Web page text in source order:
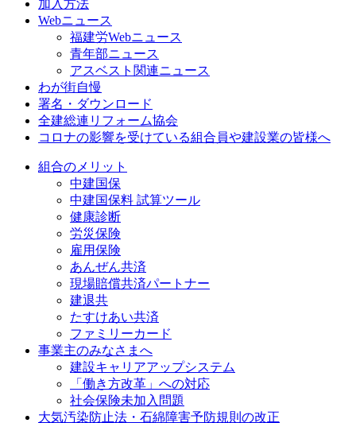
加入方法
Webニュース
福建労Webニュース
青年部ニュース
アスベスト関連ニュース
わが街自慢
署名・ダウンロード
全建総連リフォーム協会
コロナの影響を受けている組合員や建設業の皆様へ
組合のメリット
中建国保
中建国保料 試算ツール
健康診断
労災保険
雇用保険
あんぜん共済
現場賠償共済パートナー
建退共
たすけあい共済
ファミリーカード
事業主のみなさまへ
建設キャリアアップシステム
「働き方改革」への対応
社会保険未加入問題
大気汚染防止法・石綿障害予防規則の改正